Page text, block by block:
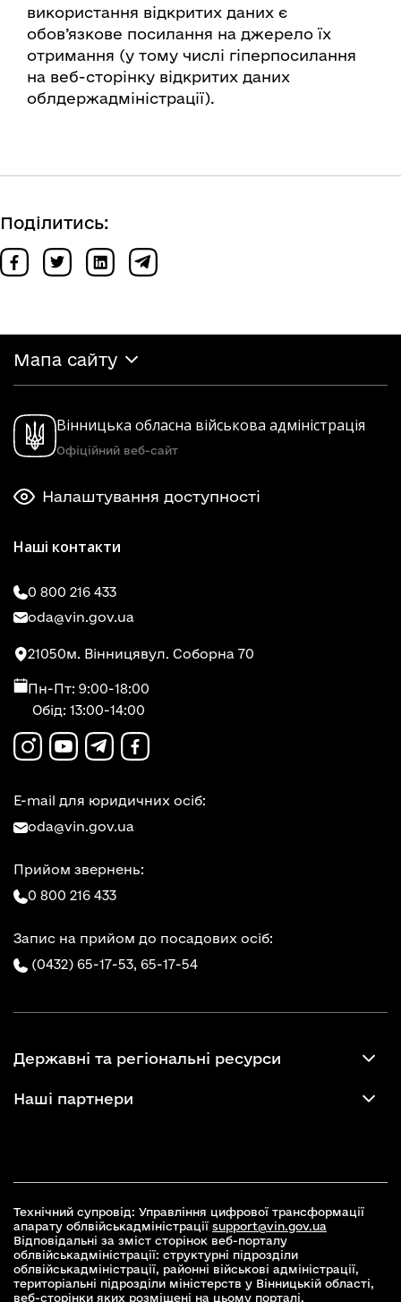
використання відкритих даних є
обов’язкове посилання на джерело їх
отримання (у тому числі гіперпосилання
на веб-сторінку відкритих даних
облдержадміністрації).
Поділитись:
Мапа сайту
Вінницька обласна військова адміністрація
Офіційний веб-сайт
Налаштування доступності
Наші контакти
0 800 216 433
oda@vin.gov.ua
21050м. Вінницявул. Соборна 70
Пн-Пт: 9:00-18:00
Обід: 13:00-14:00
E-mail для юридичних осіб:
oda@vin.gov.ua
Прийом звернень:
0 800 216 433
Запис на прийом до посадових осіб:
(0432) 65-17-53, 65-17-54
Державні та регіональні ресурси
Наші партнери
Технічний супровід: Управління цифрової трансформації
апарату облвійськадміністрації support@vin.gov.ua
Відповідальні за зміст сторінок веб-порталу
облвійськадміністрації: структурні підрозділи
облвійськадміністрації, районні військові адміністрації,
територіальні підрозділи міністерств у Вінницькій області,
веб-сторінки яких розміщені на цьому порталі.